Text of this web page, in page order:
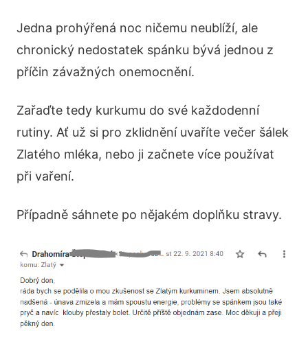
Jedna prohýřená noc ničemu neublíží, ale
chronický nedostatek spánku bývá jednou z
příčin závažných onemocnění.
Zařaďte tedy kurkumu do své každodenní
rutiny. Ať už si pro zklidnění uvaříte večer šálek
Zlatého mléka, nebo ji začnete více používat
při vaření.
Případně sáhnete po nějakém doplňku stravy.